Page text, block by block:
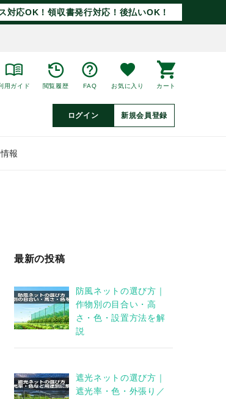
対応OK！領収書発行対応！後払いOK！
用ガイド 閲覧履歴 FAQ お気に入り カート
ログイン 新規会員登録
報
最新の投稿
防風ネットの選び方｜
作物別の目合い・高
さ・色・設置方法を解
説
遮光ネットの選び方｜
遮光率・色・外張り／